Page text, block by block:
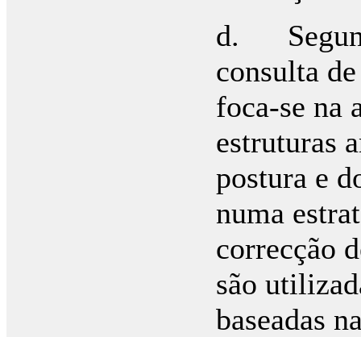
d.
consulta
foca-se na
estruturas
postura e
numa
correcção
são
baseadas